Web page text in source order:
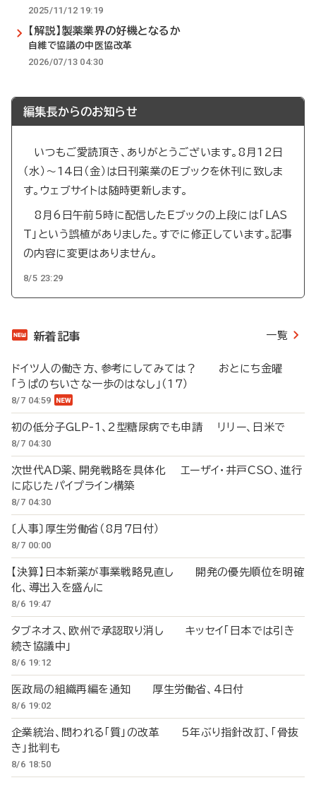
2025/11/12 19:19
【解説】製薬業界の好機となるか
自維で協議の中医協改革
2026/07/13 04:30
編集長からのお知らせ
いつもご愛読頂き、ありがとうございます。8月12日
（水）～14日（金）は日刊薬業のEブックを休刊に致しま
す。ウェブサイトは随時更新します。
8月6日午前5時に配信したEブックの上段には「LAS
T」という誤植がありました。すでに修正しています。記事
の内容に変更はありません。
8/5 23:29
新着記事 一覧
ドイツ人の働き方、参考にしてみては？ おとにち金曜
「うぱのちいさな一歩のはなし」（17）
8/7 04:59
初の低分子GLP-1、2型糖尿病でも申請 リリー、日米で
8/7 04:30
次世代AD薬、開発戦略を具体化 エーザイ・井戸CSO、進行
に応じたパイプライン構築
8/7 04:30
〔人事〕厚生労働省（8月7日付）
8/7 00:00
【決算】日本新薬が事業戦略見直し 開発の優先順位を明確
化、導出入を盛んに
8/6 19:47
タブネオス、欧州で承認取り消し キッセイ「日本では引き
続き協議中」
8/6 19:12
医政局の組織再編を通知 厚生労働省、4日付
8/6 19:02
企業統治、問われる「質」の改革 5年ぶり指針改訂、「骨抜
き」批判も
8/6 18:50